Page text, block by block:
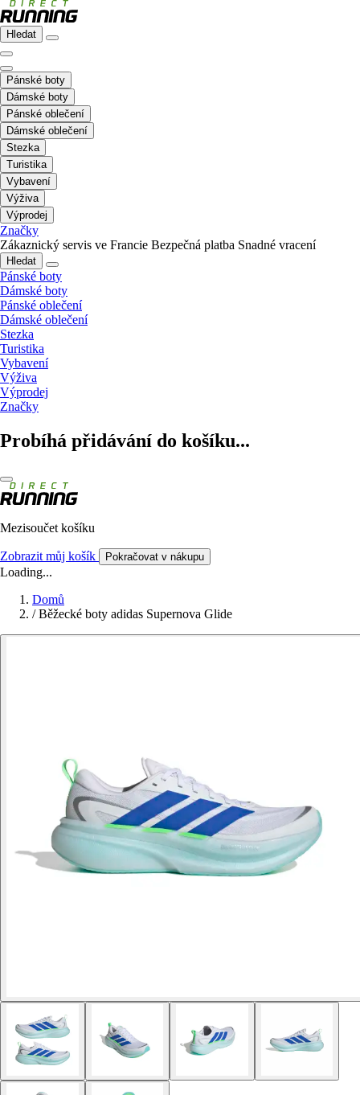
Hledat
Pánské boty
Dámské boty
Pánské oblečení
Dámské oblečení
Stezka
Turistika
Vybavení
Výživa
Výprodej
Značky
Zákaznický servis ve Francie Bezpečná platba Snadné vracení
Hledat
Pánské boty
Dámské boty
Pánské oblečení
Dámské oblečení
Stezka
Turistika
Vybavení
Výživa
Výprodej
Značky
Probíhá přidávání do košíku...
Mezisoučet košíku
Zobrazit můj košík Pokračovat v nákupu
Loading...
Domů
/ Běžecké boty adidas Supernova Glide